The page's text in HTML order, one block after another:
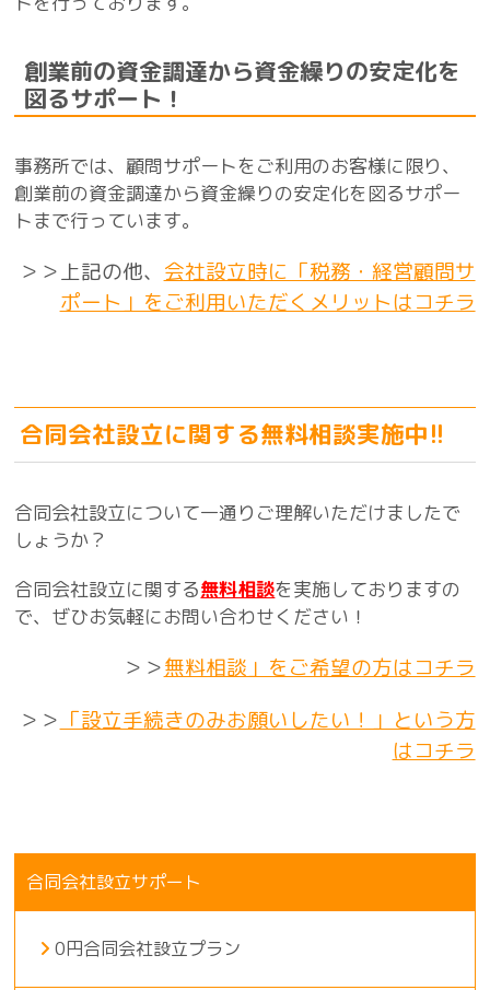
創業前の資金調達から資金繰りの安定化を
図るサポート！
事務所では、顧問サポートをご利用のお客様に限り、
創業前の資金調達から資金繰りの安定化を図るサポー
トまで行っています。
＞＞上記の他、 会社設立時に「税務・経営顧問サ
ポート」をご利用いただくメリットはコチラ
合同会社設立に関する無料相談実施中!!
合同会社設立について一通りご理解いただけましたで
しょうか？
合同会社設立に関する無料相談を実施しておりますの
で、ぜひお気軽にお問い合わせください！
＞＞無料相談」をご希望の方はコチラ
＞＞ 「設立手続きのみお願いしたい！」という方
はコチラ
合同会社設立サポート
0円合同会社設立プラン